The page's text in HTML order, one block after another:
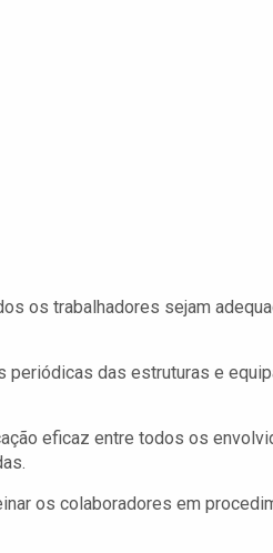
os trabalhadores sejam
periódicas das estruturas e
eficaz entre todos os
os colaboradores em